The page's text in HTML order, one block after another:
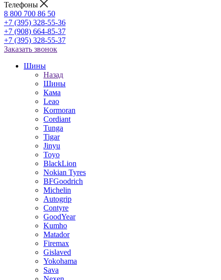
Телефоны
8 800 700 86 50
+7 (395) 328-55-36
+7 (908) 664-85-37
+7 (395) 328-55-37
Заказать звонок
Шины
Назад
Шины
Кама
Leao
Kormoran
Cordiant
Tunga
Tigar
Jinyu
Toyo
BlackLion
Nokian Tyres
BFGoodrich
Michelin
Autogrip
Contyre
GoodYear
Kumho
Matador
Firemax
Gislaved
Yokohama
Sava